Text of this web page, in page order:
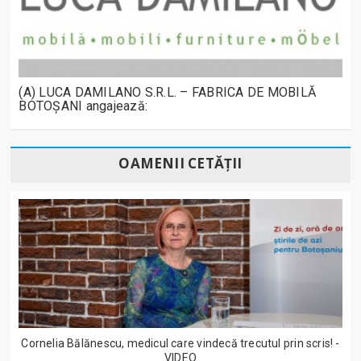
(A) LUCA DAMILANO S.R.L. – FABRICA DE MOBILĂ
BOTOȘANI angajează:
OAMENII CETĂȚII
Cornelia Bălănescu, medicul care vindecă trecutul prin scris! -
VIDEO